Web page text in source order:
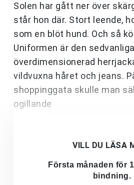
Solen har gått ner över
står hon där. Stort leende,
som en blöt hund. Och så
Uniformen är den
överdimensionerad
vildvuxna håret och jeans.
shoppinggata skulle man
ogillande
VILL DU LÄSA
Första månaden för
bindning.